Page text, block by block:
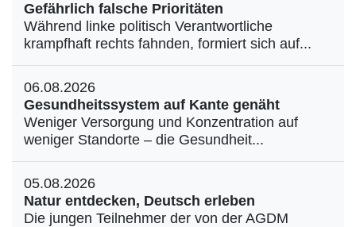
Gefährlich falsche Prioritäten
Während linke politisch Verantwortliche
krampfhaft rechts fahnden, formiert sich auf...
06.08.2026
Gesundheitssystem auf Kante genäht
Weniger Versorgung und Konzentration auf
weniger Standorte – die Gesundheit...
05.08.2026
Natur entdecken, Deutsch erleben
Die jungen Teilnehmer der von der AGDM